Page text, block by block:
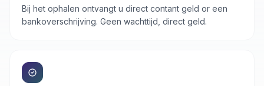
Bij het ophalen ontvangt u direct contant geld or een
bankoverschrijving. Geen wachttijd, direct geld.